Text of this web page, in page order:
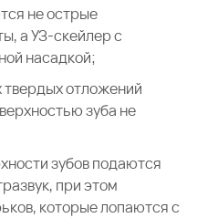
не острые
а УЗ-скейлер с
насадкой;
отложений
зуба не
зубов подаются
при этом
которые лопаются с